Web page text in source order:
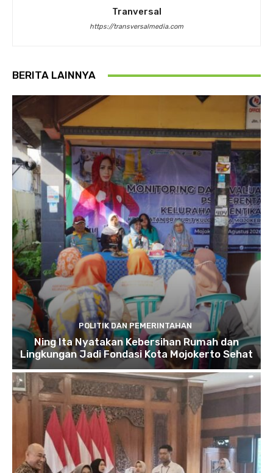
Tranversal
https://transversalmedia.com
BERITA LAINNYA
POLITIK DAN PEMERINTAHAN
Ning Ita Nyatakan Kebersihan Rumah dan
Lingkungan Jadi Fondasi Kota Mojokerto Sehat